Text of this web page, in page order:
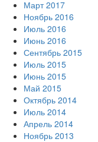
Март 2017
Ноябрь 2016
Июль 2016
Июнь 2016
Сентябрь 2015
Июль 2015
Июнь 2015
Май 2015
Октябрь 2014
Июль 2014
Апрель 2014
Ноябрь 2013